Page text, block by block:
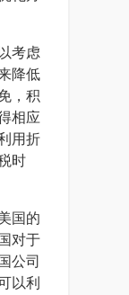
考虑
降低
，积
相应
用折
时
国的
对于
公司
以利